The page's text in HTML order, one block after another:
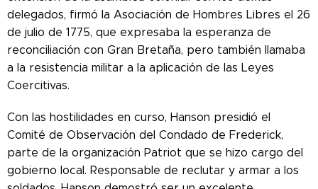
delegados, firmó la Asociación de Hombres Libres el 26
de julio de 1775, que expresaba la esperanza de
reconciliación con Gran Bretaña, pero también llamaba
a la resistencia militar a la aplicación de las Leyes
Coercitivas.
Con las hostilidades en curso, Hanson presidió el
Comité de Observación del Condado de Frederick,
parte de la organización Patriot que se hizo cargo del
gobierno local. Responsable de reclutar y armar a los